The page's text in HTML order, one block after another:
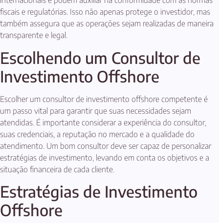
fiscais e regulatórias. Isso não apenas protege o investidor, mas
também assegura que as operações sejam realizadas de maneira
transparente e legal.
Escolhendo um Consultor de
Investimento Offshore
Escolher um consultor de investimento offshore competente é
um passo vital para garantir que suas necessidades sejam
atendidas. É importante considerar a experiência do consultor,
suas credenciais, a reputação no mercado e a qualidade do
atendimento. Um bom consultor deve ser capaz de personalizar
estratégias de investimento, levando em conta os objetivos e a
situação financeira de cada cliente.
Estratégias de Investimento
Offshore